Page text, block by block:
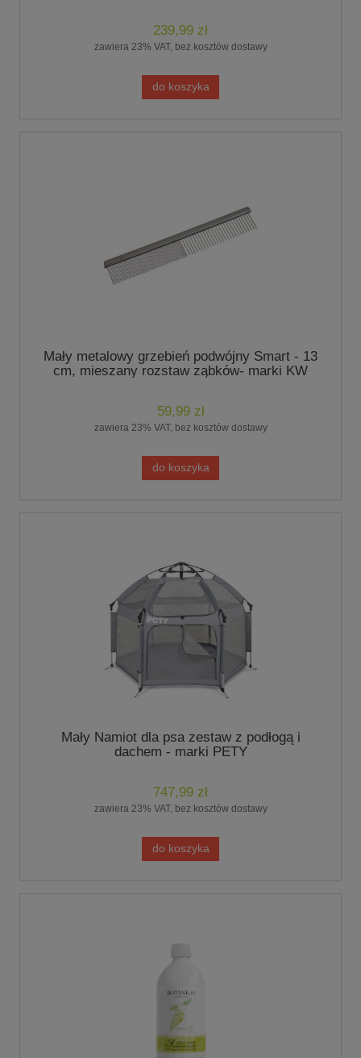
239,99 zł
zawiera 23% VAT, bez kosztów dostawy
do koszyka
Mały metalowy grzebień podwójny Smart - 13
cm, mieszany rozstaw ząbków- marki KW
59,99 zł
zawiera 23% VAT, bez kosztów dostawy
do koszyka
Mały Namiot dla psa zestaw z podłogą i
dachem - marki PETY
747,99 zł
zawiera 23% VAT, bez kosztów dostawy
do koszyka